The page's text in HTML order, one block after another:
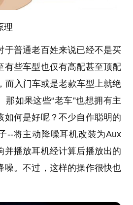
理
于普通老百姓来说已经不是买
有些车型也仅有高配甚至顶配
而入门车或是老款车型上就绝
那如果这些“老车”也想拥有主
如何是好呢？不少自作聪明的
--将主动降噪耳机改装为Aux
并播放耳机经计算后播放出的
噪。不过，这样的操作很快也